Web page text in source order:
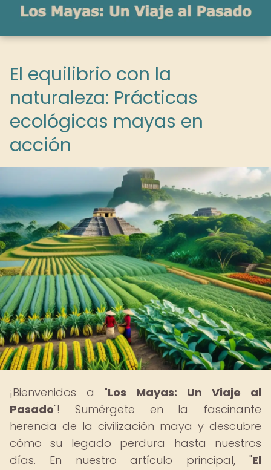
El equilibrio con la
naturaleza: Prácticas
ecológicas mayas en
acción
¡Bienvenidos a "Los Mayas: Un Viaje al
Pasado"! Sumérgete en la fascinante
herencia de la civilización maya y descubre
cómo su legado perdura hasta nuestros
días. En nuestro artículo principal, "El